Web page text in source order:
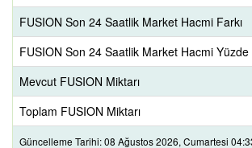
FUSION Son 24 Saatlik Market Hacmi Farkı
FUSION Son 24 Saatlik Market Hacmi
Mevcut FUSION Miktarı
Toplam FUSION Miktarı
Güncelleme Tarihi: 08 Ağustos 2026, Cumartesi